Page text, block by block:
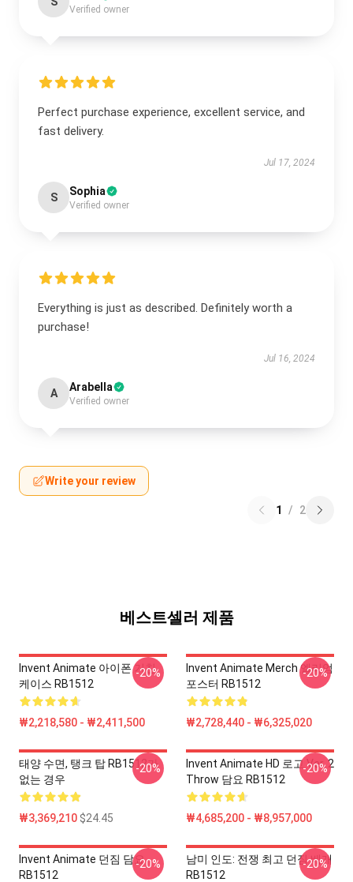
Verified owner
Perfect purchase experience, excellent service, and
fast delivery.
Jul 17, 2024
S Sophia
Verified owner
Everything is just as described. Definitely worth a
purchase!
Jul 16, 2024
A Arabella
Verified owner
Write your review
1 / 2
베스트셀러 제품
Invent Animate 아이폰 거친
케이스 RB1512
₩2,218,580 - ₩2,411,500
-20%
Invent Animate Merch 엘리엄
포스터 RB1512
₩2,728,440 - ₩6,325,020
-20%
태양 수면, 탱크 탑 RB1512가
없는 경우
₩3,369,210$24.45
-20%
Invent Animate HD 로고 Ver. 2
Throw 담요 RB1512
₩4,685,200 - ₩8,957,000
-20%
Invent Animate 던짐 담요
RB1512
-20%
남미 인도: 전쟁 최고 던짐 베개
RB1512
-20%